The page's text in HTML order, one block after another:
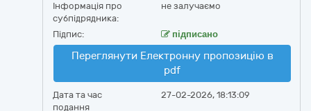
Інформація про
субпідрядника:
не залучаємо
Підпис: підписано
Переглянути Електронну пропозицію в
pdf
Дата та час
подання
27-02-2026, 18:13:09